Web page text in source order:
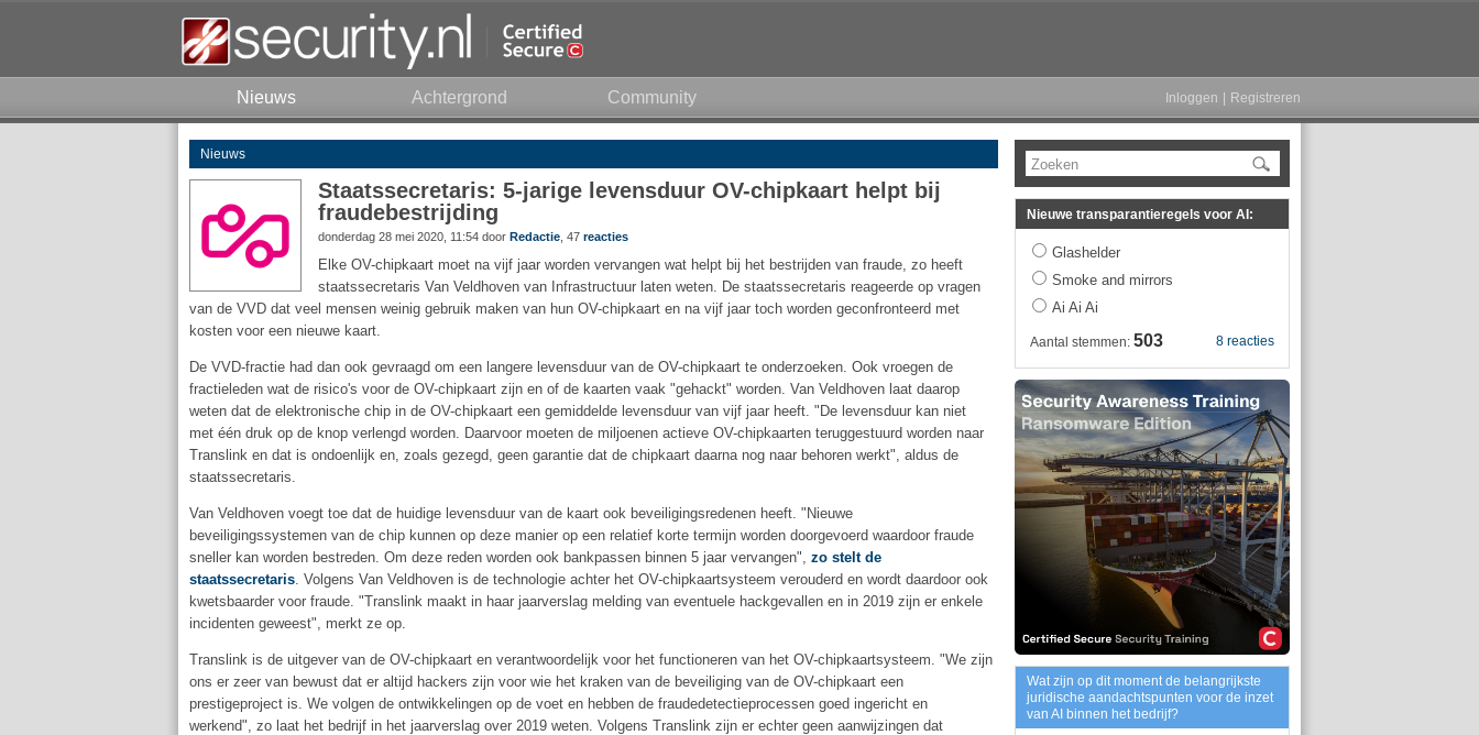
Nieuws Achtergrond Community Inloggen Registreren
Nieuws
Staatssecretaris: 5-jarige levensduur OV-chipkaart helpt bij
fraudebestrijding
donderdag 28 mei 2020, 11:54 door Redactie , 47 reacties
Elke OV-chipkaart moet na vijf jaar worden vervangen wat helpt bij het bestrijden van fraude, zo heeft
staatssecretaris Van Veldhoven van Infrastructuur laten weten. De staatssecretaris reageerde op vragen
van de VVD dat veel mensen weinig gebruik maken van hun OV-chipkaart en na vijf jaar toch worden geconfronteerd met
kosten voor een nieuwe kaart.
De VVD-fractie had dan ook gevraagd om een langere levensduur van de OV-chipkaart te onderzoeken. Ook vroegen de
fractieleden wat de risico's voor de OV-chipkaart zijn en of de kaarten vaak "gehackt" worden. Van Veldhoven laat daarop
weten dat de elektronische chip in de OV-chipkaart een gemiddelde levensduur van vijf jaar heeft. "De levensduur kan niet
met één druk op de knop verlengd worden. Daarvoor moeten de miljoenen actieve OV-chipkaarten teruggestuurd worden naar
Translink en dat is ondoenlijk en, zoals gezegd, geen garantie dat de chipkaart daarna nog naar behoren werkt", aldus de
staatssecretaris.
Van Veldhoven voegt toe dat de huidige levensduur van de kaart ook beveiligingsredenen heeft. "Nieuwe
beveiligingssystemen van de chip kunnen op deze manier op een relatief korte termijn worden doorgevoerd waardoor fraude
sneller kan worden bestreden. Om deze reden worden ook bankpassen binnen 5 jaar vervangen", zo stelt de
staatssecretaris. Volgens Van Veldhoven is de technologie achter het OV-chipkaartsysteem verouderd en wordt daardoor ook
kwetsbaarder voor fraude. "Translink maakt in haar jaarverslag melding van eventuele hackgevallen en in 2019 zijn er enkele
incidenten geweest", merkt ze op.
Translink is de uitgever van de OV-chipkaart en verantwoordelijk voor het functioneren van het OV-chipkaartsysteem. "We zijn
ons er zeer van bewust dat er altijd hackers zijn voor wie het kraken van de beveiliging van de OV-chipkaart een
prestigeproject is. We volgen de ontwikkelingen op de voet en hebben de fraudedetectieprocessen goed ingericht en
werkend", zo laat het bedrijf in het jaarverslag over 2019 weten. Volgens Translink zijn er echter geen aanwijzingen dat
Zoeken
Nieuwe transparantieregels voor AI:
Glashelder
Smoke and mirrors
Ai Ai Ai
8 reacties
Aantal stemmen: 503
Wat zijn op dit moment de belangrijkste
juridische aandachtspunten voor de inzet
van AI binnen het bedrijf?